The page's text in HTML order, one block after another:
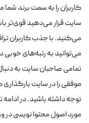
کاربران را به سمت برند
سایت قرار می‌دهید قوی‌تر
می‌کنید. با جذب کاربران
می‌توانید به رتبه‌های
تمامی صاحبان سایت به
موفقی را در سایت
توجه داشته باشید. در
مورد اصول محتوا نویسی در